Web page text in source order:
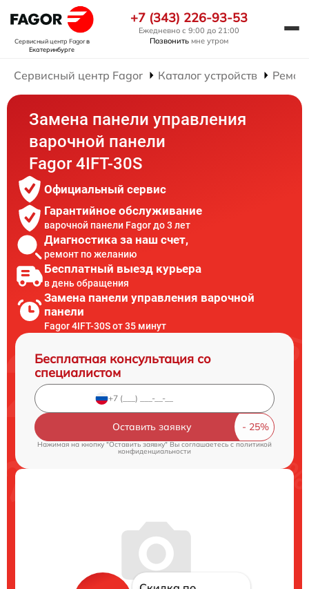
Сервисный центр Fagorв
Екатеринбурге
+7 (343) 226-93-53
Ежедневно с 9:00 до 21:00
Позвонить мне утром
Сервисный центр Fagor Каталог устройств
Замена панели управления
варочной панели
Fagor 4IFT-30S
Официальный сервис
Гарантийное обслуживание
варочной панели Fagor до 3 лет
Диагностика за наш счет,
ремонт по желанию
Бесплатный выезд курьера
в день обращения
Замена панели управления варочной
панели
Fagor 4IFT-30S от 35 минут
Бесплатная консультация со
специалистом
Оставить заявку
Нажимая на кнопку "Оставить заявку" Вы соглашаетесь cполитикой
конфиденциальности